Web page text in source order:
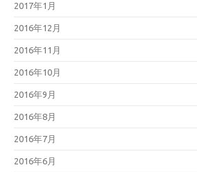
2017年1月
2016年12月
2016年11月
2016年10月
2016年9月
2016年8月
2016年7月
2016年6月